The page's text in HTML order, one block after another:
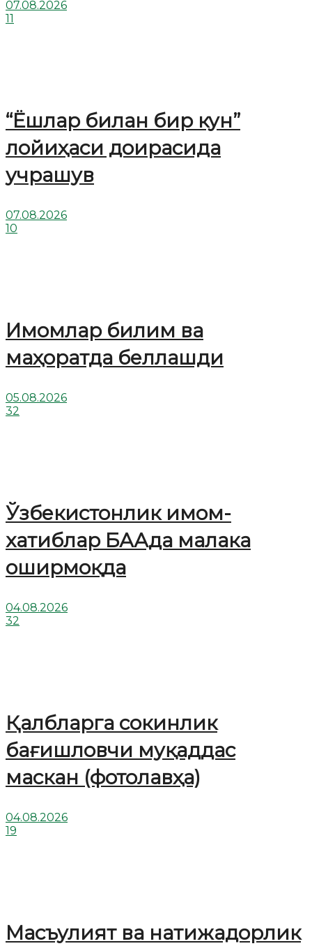
07.08.2026
11
“Ёшлар билан бир кун”
лойиҳаси доирасида
учрашув
07.08.2026
10
Имомлар билим ва
маҳоратда беллашди
05.08.2026
32
Ўзбекистонлик имом-
хатиблар БААда малака
оширмоқда
04.08.2026
32
Қалбларга сокинлик
бағишловчи муқаддас
маскан (фотолавҳа)
04.08.2026
19
Масъулият ва натижадорлик